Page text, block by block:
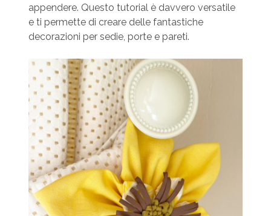
appendere. Questo tutorial è davvero versatile
e ti permette di creare delle fantastiche
decorazioni per sedie, porte e pareti.